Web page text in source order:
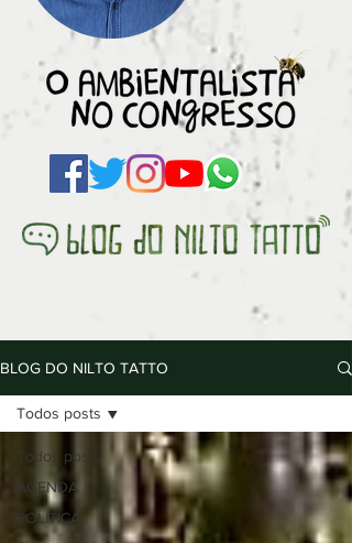
BLOG DO NILTO TATTO
Todos posts
AGENDA
POLÍTICA
Todos posts